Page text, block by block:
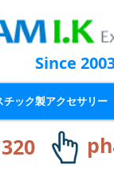
Since
チック製アクセサリー